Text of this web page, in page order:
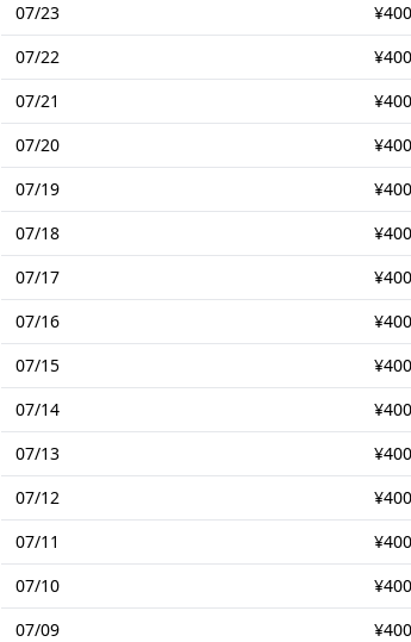
07/23
¥400
07/22
¥400
07/21
¥400
07/20
¥400
07/19
¥400
07/18
¥400
07/17
¥400
07/16
¥400
07/15
¥400
07/14
¥400
07/13
¥400
07/12
¥400
07/11
¥400
07/10
¥400
07/09
¥400